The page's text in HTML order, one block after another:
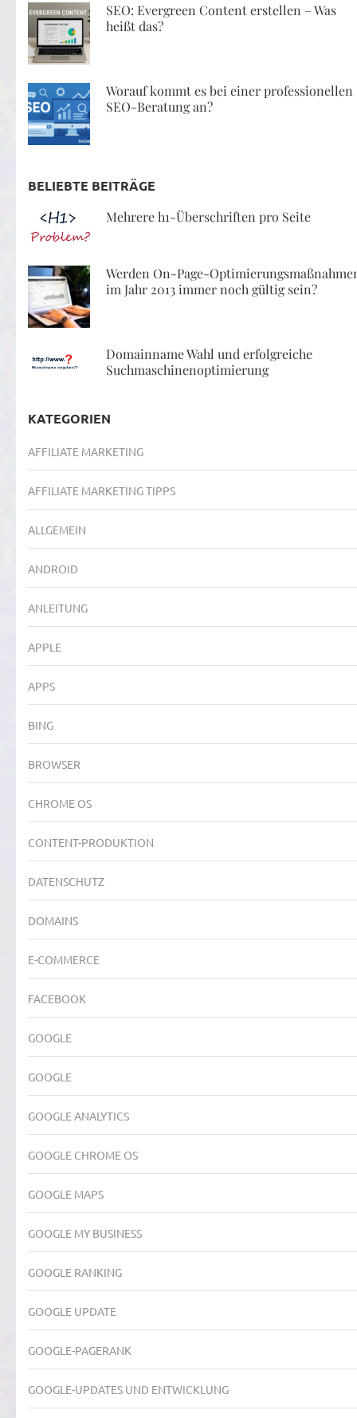
SEO: Evergreen Content erstellen – Was
heißt das?
Worauf kommt es bei einer professionellen
SEO-Beratung an?
BELIEBTE BEITRÄGE
Mehrere h1-Überschriften pro Seite
Werden On-Page-
im Jahr 2013 immer noch gültig sein?
Domainname Wahl und erfolgreiche
Suchmaschinenoptimierung
KATEGORIEN
AFFILIATE MARKETING
AFFILIATE MARKETING TIPPS
ALLGEMEIN
ANDROID
ANLEITUNG
APPLE
APPS
BING
BROWSER
CHROME OS
CONTENT-PRODUKTION
DATENSCHUTZ
DOMAINS
E-COMMERCE
FACEBOOK
GOOGLE
GOOGLE
GOOGLE ANALYTICS
GOOGLE CHROME OS
GOOGLE MAPS
GOOGLE MY BUSINESS
GOOGLE RANKING
GOOGLE UPDATE
GOOGLE-PAGERANK
GOOGLE-UPDATES UND ENTWICKLUNG